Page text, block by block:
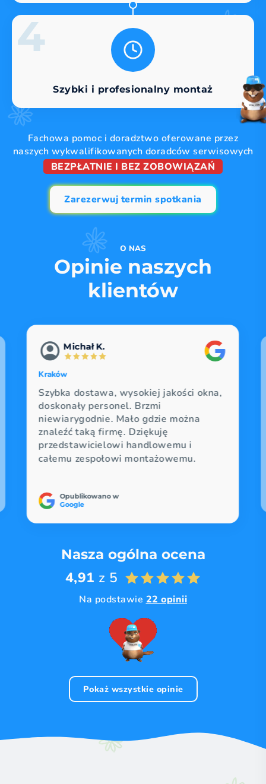
Szybki i profesionalny montaż
4
Fachowa pomoc i doradztwo oferowane przez
naszych wykwalifikowanych doradców serwisowych
BEZPŁATNIE I BEZ ZOBOWIĄZAŃ
Zarezerwuj termin spotkania
O NAS
Opinie naszych
klientów
Łukasz
Łódź
Gorąco polecam, praca na 100%,
panowie nie tylko naprawili drzwi
balkonowe, które nie mogły być
zamknięte zimą, ale także sprawdzili
wszystkie okna, które ustawili i
nasmarowali. Ceny są przystępne.
Opublikowano w
Google
Nasza ogólna ocena
4,91 z 5
Na podstawie 22 opinii
Pokaż wszystkie opinie